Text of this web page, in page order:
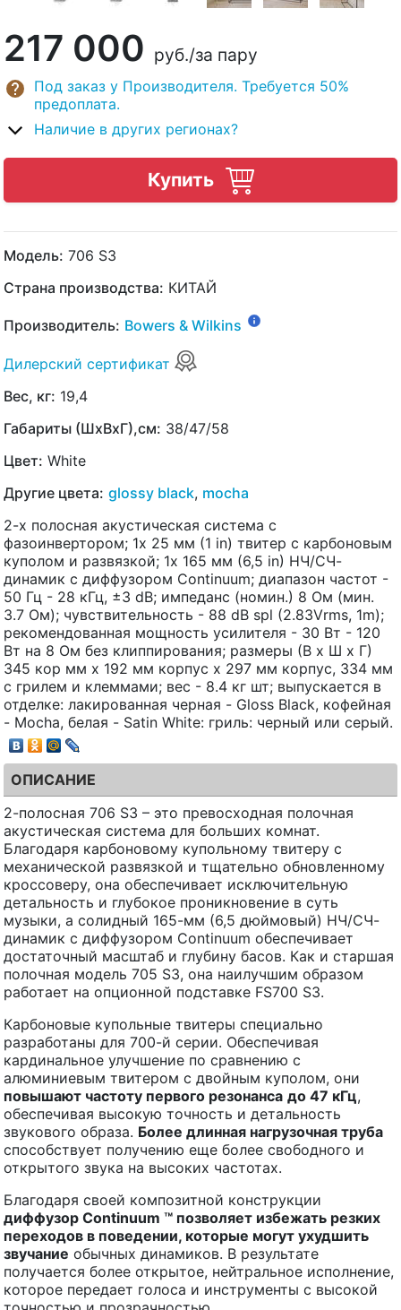
217 000 руб./за пару
Под заказ у Производителя. Требуется 50%
предоплата.
Наличие в других регионах?
Купить
Модель: 706 S3
Страна производства: КИТАЙ
Производитель: Bowers & Wilkins
Дилерский сертификат
Вес, кг: 19,4
Габариты (ШхВхГ),см: 38/47/58
Цвет: White
Другие цвета: glossy black, mocha
2-х полосная акустическая система с
фазоинвертором; 1x 25 мм (1 in) твитер с карбоновым
куполом и развязкой; 1x 165 мм (6,5 in) НЧ/СЧ-
динамик с диффузором Continuum; диапазон частот -
50 Гц - 28 кГц, ±3 dB; импеданс (номин.) 8 Ом (мин.
3.7 Ом); чувствительность - 88 dB spl (2.83Vrms, 1m);
рекомендованная мощность усилителя - 30 Вт - 120
Вт на 8 Ом без клиппирования; размеры (В х Ш х Г)
345 кор мм х 192 мм корпус х 297 мм корпус, 334 мм
с грилем и клеммами; вес - 8.4 кг шт; выпускается в
отделке: лакированная черная - Gloss Black, кофейная
- Mocha, белая - Satin White: гриль: черный или серый.
ОПИСАНИЕ
2-полосная 706 S3 – это превосходная полочная
акустическая система для больших комнат.
Благодаря карбоновому купольному твитеру с
механической развязкой и тщательно обновленному
кроссоверу, она обеспечивает исключительную
детальность и глубокое проникновение в суть
музыки, а солидный 165-мм (6,5 дюймовый) НЧ/СЧ-
динамик с диффузором Continuum обеспечивает
достаточный масштаб и глубину басов. Как и старшая
полочная модель 705 S3, она наилучшим образом
работает на опционной подставке FS700 S3.
Карбоновые купольные твитеры специально
разработаны для 700-й серии. Обеспечивая
кардинальное улучшение по сравнению с
алюминиевым твитером с двойным куполом, они
повышают частоту первого резонанса до 47 кГц,
обеспечивая высокую точность и детальность
звукового образа. Более длинная нагрузочная труба
способствует получению еще более свободного и
открытого звука на высоких частотах.
Благодаря своей композитной конструкции
диффузор Continuum ™ позволяет избежать резких
переходов в поведении, которые могут ухудшить
звучание обычных динамиков. В результате
получается более открытое, нейтральное исполнение,
которое передает голоса и инструменты с высокой